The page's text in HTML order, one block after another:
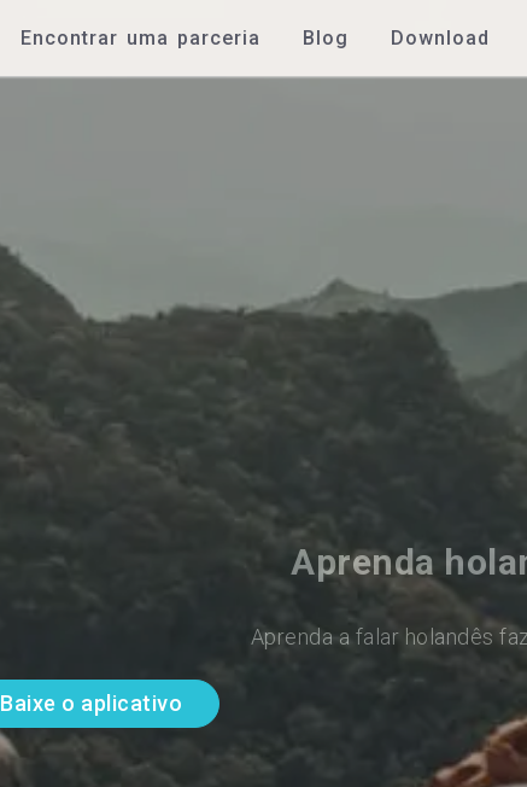
Encontrar uma parceria Blog Download
Aprenda
Aprenda a falar holandês
Baixe o aplicativo